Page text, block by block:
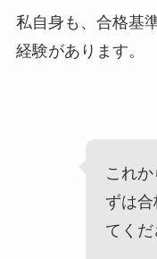
私自身も、合格基
経験があります。
これ
ずは
てくだ